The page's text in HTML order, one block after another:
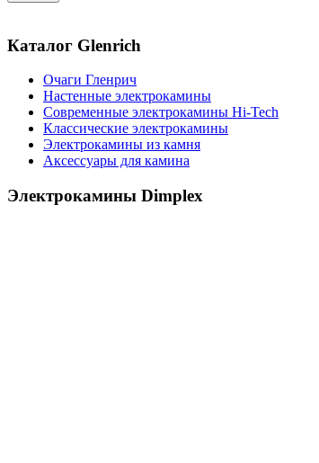
Каталог Glenrich
Очаги Гленрич
Настенные электрокамины
Современные электрокамины Hi-Tech
Классические электрокамины
Электрокамины из камня
Аксессуары для камина
Электрокамины Dimplex